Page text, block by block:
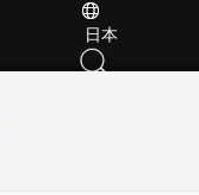
日本